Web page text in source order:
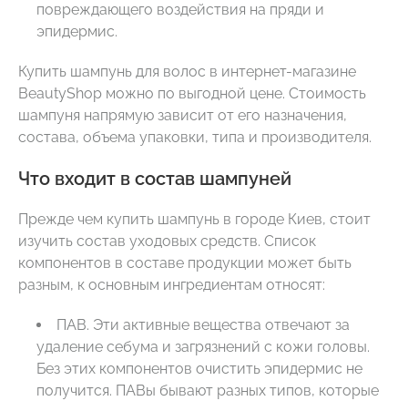
повреждающего воздействия на пряди и
эпидермис.
Купить шампунь для волос в интернет-магазине
BeautyShop можно по выгодной цене. Стоимость
шампуня напрямую зависит от его назначения,
состава, объема упаковки, типа и производителя.
Что входит в состав шампуней
Прежде чем купить шампунь в городе Киев, стоит
изучить состав уходовых средств. Список
компонентов в составе продукции может быть
разным, к основным ингредиентам относят:
ПАВ. Эти активные вещества отвечают за
удаление себума и загрязнений с кожи головы.
Без этих компонентов очистить эпидермис не
получится. ПАВы бывают разных типов, которые